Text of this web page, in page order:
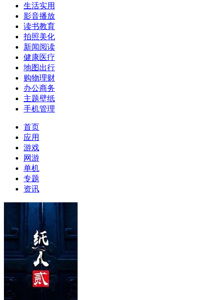
生活实用
影音播放
读书教育
拍照美化
新闻阅读
健康医疗
地图出行
购物理财
办公商务
主题壁纸
手机管理
首页
应用
游戏
网游
单机
专题
资讯